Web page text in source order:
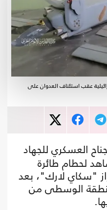
عقب استئناف العدوان على
العسكري للجهاد
لحطام طائرة
"سكاي لارك"، بعد
الوسطى من